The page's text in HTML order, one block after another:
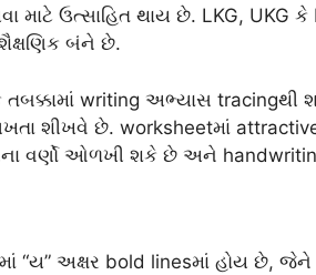
માટે ઉત્સાહિત થાય છે. LKG, UKG
બંને છે.
તબક્કામાં writing અભ્યાસ
શીખવે છે. worksheetમાં
વર્ણો ઓળખી શકે છે અને
“ય” અક્ષર bold linesમાં હોય છે,